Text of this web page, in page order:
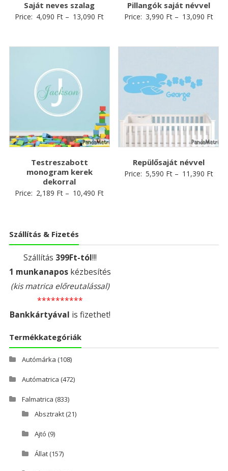
Saját neves szalag
Price: 4,090 Ft – 13,090 Ft
Pillangók saját névvel
Price: 3,990 Ft– 13,090 Ft
Testreszabott
monogram kerek
dekorral
Price: 2,189 Ft – 10,490 Ft
Repülősaját névvel
Price: 5,590 Ft– 11,390 Ft
Szállítás & Fizetés
Szállítás 399Ft-tól!!!
1 munkanaposkézbesítés
(kis matrica előreutalással)
**********
Bankkártyával is fizethet!
Termékkategóriák
Autómárka (108)
Autómatrica (472)
Falmatrica (833)
Absztrakt(21)
Ajtó (9)
Állat(157)